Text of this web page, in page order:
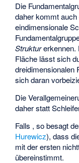
Die
daher kommt
eindimensionale
Strukturerkennen.
Fläche lässt sich
dreidimensionalen
sich daran
Die
daher statt
Falls , so besagt
Hurewicz), dass
mit der ersten
übereinstimmt.